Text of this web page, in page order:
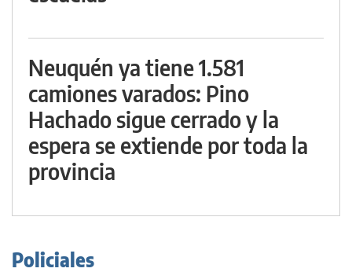
Neuquén ya tiene 1.581
camiones varados: Pino
Hachado sigue cerrado y la
espera se extiende por toda la
provincia
Policiales